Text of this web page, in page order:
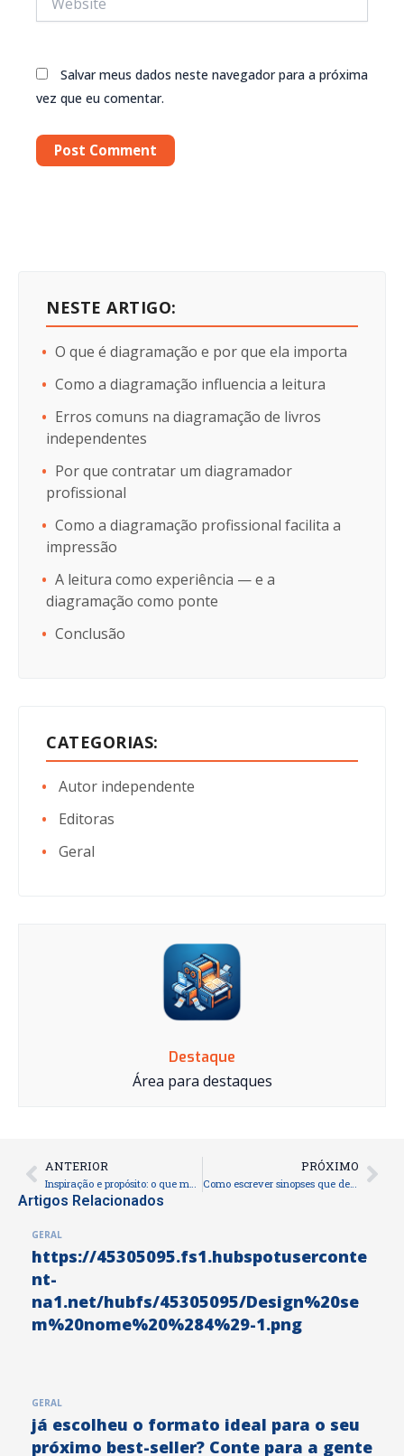
Salvar meus dados neste navegador para a próxima
vez que eu comentar.
NESTE ARTIGO:
O que é diagramação e por que ela importa
Como a diagramação influencia a leitura
Erros comuns na diagramação de livros
independentes
Por que contratar um diagramador
profissional
Como a diagramação profissional facilita a
impressão
A leitura como experiência — e a
diagramação como ponte
Conclusão
CATEGORIAS:
Autor independente
Editoras
Geral
Destaque
Área para destaques
Prev
ANTERIOR PRÓXIMO
Como escrever sinopses que despertam curiosidade instantaneamente
Artigos Relacionados
GERAL
https://45305095.fs1.hubspotuserconte
nt-
na1.net/hubfs/45305095/Design%20se
m%20nome%20%284%29-1.png
GERAL
já escolheu o formato ideal para o seu
próximo best-seller? Conte para a gente